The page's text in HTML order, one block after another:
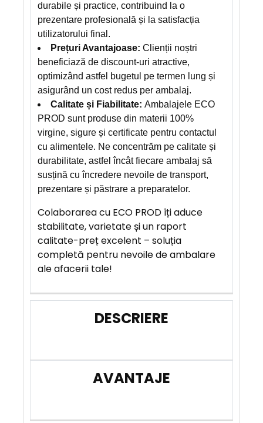
durabile și practice, contribuind la o
prezentare profesională și la satisfacția
utilizatorului final.
Prețuri Avantajoase: Clienții noștri
beneficiază de discount-uri atractive,
optimizând astfel bugetul pe termen lung și
asigurând un cost redus per ambalaj.
Calitate și Fiabilitate: Ambalajele ECO
PROD sunt produse din materii 100%
virgine, sigure și certificate pentru contactul
cu alimentele. Ne concentrăm pe calitate și
durabilitate, astfel încât fiecare ambalaj să
susțină cu încredere nevoile de transport,
prezentare și păstrare a preparatelor.
Colaborarea cu ECO PROD îți aduce
stabilitate, varietate și un raport
calitate-preț excelent – soluția
completă pentru nevoile de ambalare
ale afacerii tale!